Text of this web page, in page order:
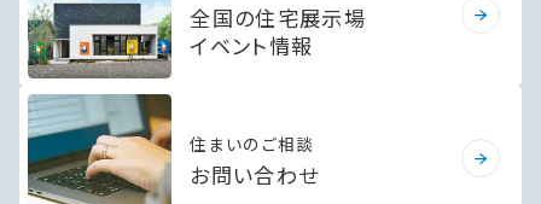
全国の住宅展示場
イベント情報
住まいのご相談
お問い合わせ